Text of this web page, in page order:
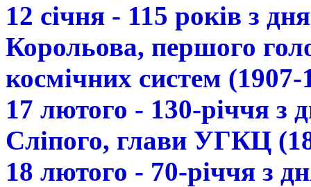
12 січня - 115 років з
Корольова, першого
космічних систем (1907-
17 лютого - 130-річчя з
Сліпого, глави УГКЦ
18 лютого - 70-річчя з